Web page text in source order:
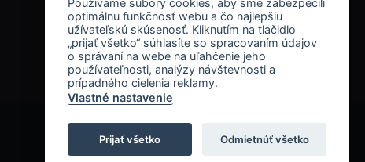
info@keygency.sk
Používame súbory cookies, aby sme zabezpečili
optimálnu funkčnosť webu a čo najlepšiu
užívateľskú skúsenosť. Kliknutím na tlačidlo
„prijať všetko“ súhlasíte so spracovaním údajov
o správaní na webe na uľahčenie jeho
používateľnosti, analýzy návštevnosti a
prípadného cielenia reklamy.
Vlastné nastavenie
Prijať všetko Odmietnúť všetko